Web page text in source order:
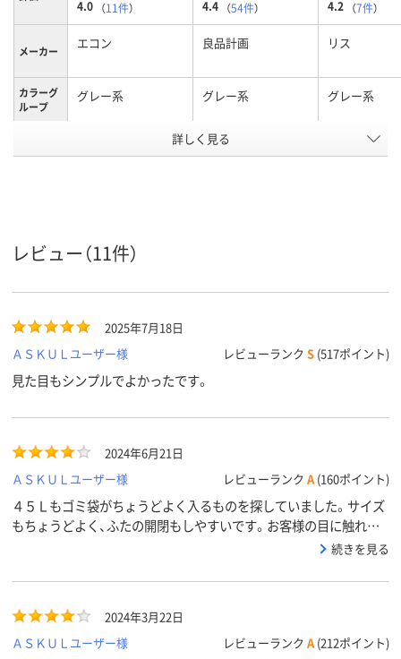
4.0 （11件） 4.4 （54件） 4.2 （7件）
メーカー エコン 良品計画 リス
カラーグ
ループ
グレー系 グレー系 グレー系
無
あり、フタ別売り、あ
り、フタ別売り
フタ付き
スコア
60
詳しく見る
レビュー（11件）
2025年7月18日
ＡＳＫＵＬユーザー様
レビューランク S (517ポイント)
見た目もシンプルでよかったです。
2024年6月21日
ＡＳＫＵＬユーザー様
レビューランク A (160ポイント)
４５Ｌもゴミ袋がちょうどよく入るものを探していました。サイズ
もちょうどよく、ふたの開閉もしやすいです。お客様の目に触れる
ところに置くものなので、グレーのふたの色が暗すぎずよかったで
続きを見る
2024年3月22日
ＡＳＫＵＬユーザー様
レビューランク A (212ポイント)